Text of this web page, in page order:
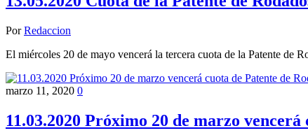
Por Redaccion
El miércoles 20 de mayo vencerá la tercera cuota de la Patente de
marzo 11, 2020 0
11.03.2020 Próximo 20 de marzo vencerá